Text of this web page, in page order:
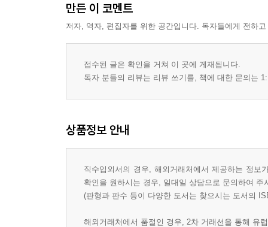
만든 이 코멘트
저자, 역자, 편집자를 위한 공간입니다. 독자들에게 전하
접수된 글은 확인을 거쳐 이 곳에 게재됩니다.
독자 분들의 리뷰는 리뷰 쓰기를, 책에 대한 문의는
상품정보 안내
직수입외서의 경우, 해외거래처에서 제공하는 정
확인을 원하시는 경우, 일대일 상담으로 문의하여 주
(판형과 판수 등이 다양한 도서는 찾으시는 도서의
해외거래처에서 품절인 경우, 2차 거래선을 통해 유